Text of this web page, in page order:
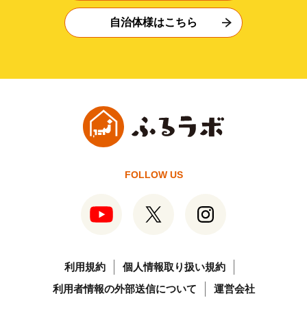
自治体様はこちら
FOLLOW US
利用規約
個人情報取り扱い規約
利用者情報の外部送信について
運営会社